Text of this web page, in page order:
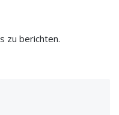
zu berichten.